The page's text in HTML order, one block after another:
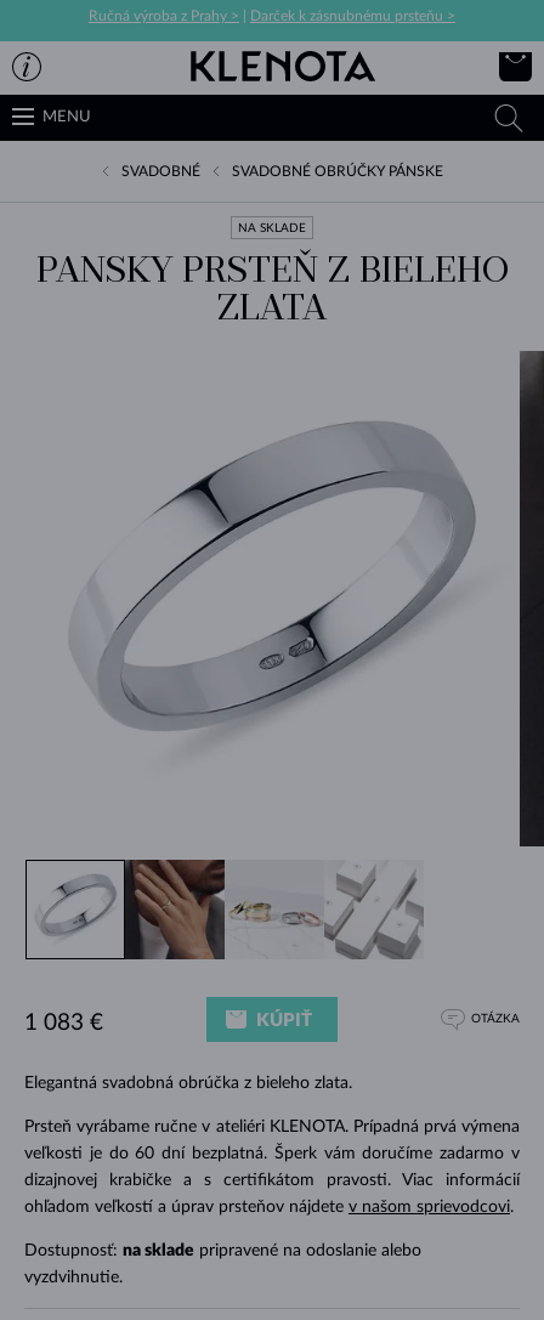
Ručná výroba z Prahy > Darček k zásnubnému prsteňu >
MENU
SVADOBNÉ SVADOBNÉ OBRÚČKY PÁNSKE
NA SKLADE
PANSKY PRSTEŇ Z BIELEHO
ZLATA
Elegantná svadobná obrúčka z bieleho zlata.
Prsteň vyrábame ručne v ateliéri KLENOTA. Prípadná prvá výmena
veľkosti je do 60 dní bezplatná. Šperk vám doručíme zadarmo v
dizajnovej krabičke a s certifikátom pravosti. Viac informácií
ohľadom veľkostí a úprav prsteňov nájdete v našom sprievodcovi.
Dostupnosť: na sklade pripravené na odoslanie alebo
vyzdvihnutie.
1 083 € KÚPIŤ OTÁZKA